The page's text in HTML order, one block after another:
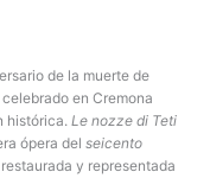
de la muerte de
en Cremona
histórica. Le nozze di Teti
ópera del seicento
y representada